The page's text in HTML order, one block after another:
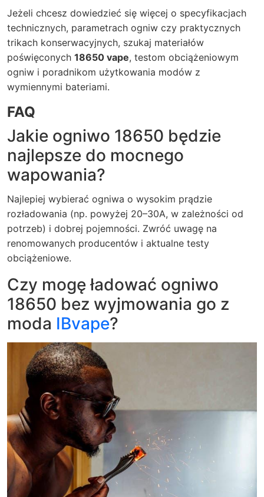
Jeżeli chcesz dowiedzieć się więcej o specyfikacjach
technicznych, parametrach ogniw czy praktycznych
trikach konserwacyjnych, szukaj materiałów
poświęconych 18650 vape, testom obciążeniowym
ogniw i poradnikom użytkowania modów z
wymiennymi bateriami.
FAQ
Jakie ogniwo 18650 będzie
najlepsze do mocnego
wapowania?
Najlepiej wybierać ogniwa o wysokim prądzie
rozładowania (np. powyżej 20–30A, w zależności od
potrzeb) i dobrej pojemności. Zwróć uwagę na
renomowanych producentów i aktualne testy
obciążeniowe.
Czy mogę ładować ogniwo
18650 bez wyjmowania go z
moda IBvape?